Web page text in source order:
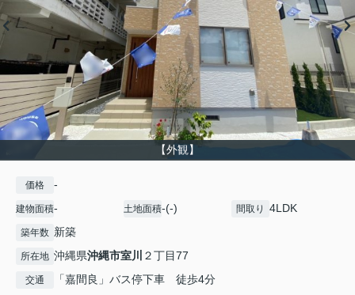
【外観】
価格 -
建物面積- 土地面積-(-) 間取り 4LDK
築年数 新築
所在地 沖縄県沖縄市室川 ２丁目77
交通 「嘉間良」バス停下車 徒歩4分